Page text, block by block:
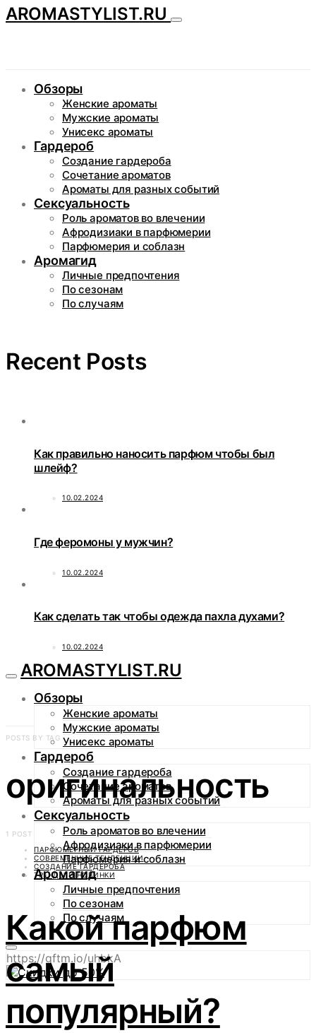
AROMASTYLIST.RU
Обзоры
Женские ароматы
Мужские ароматы
Унисекс ароматы
Гардероб
Создание гардероба
Сочетание ароматов
Ароматы для разных событий
Сексуальность
Роль ароматов во влечении
Афродизиаки в парфюмерии
Парфюмерия и соблазн
Аромагид
Личные предпочтения
По сезонам
По случаям
Recent Posts
Как правильно наносить парфюм чтобы был
шлейф?
10.02.2024
Где феромоны у мужчин?
10.02.2024
Как сделать так чтобы одежда пахла духами?
10.02.2024
AROMASTYLIST.RU
Обзоры
Женские ароматы
Мужские ароматы
Унисекс ароматы
Гардероб
Создание гардероба
Сочетание ароматов
Ароматы для разных событий
Сексуальность
Роль ароматов во влечении
Афродизиаки в парфюмерии
Парфюмерия и соблазн
Аромагид
Личные предпочтения
По сезонам
По случаям
https://gftm.io/uhbkA
POSTS BY TAG
оригинальность
1 POST
ПАРФЮМЕРНЫЙ ГАРДЕРОБ
СОВРЕМЕННЫЕ ТЕНДЕНЦИИ
СОЗДАНИЕ ГАРДЕРОБА
ТРЕНДЫ И НОВИНКИ
Какой парфюм
самый
популярный?